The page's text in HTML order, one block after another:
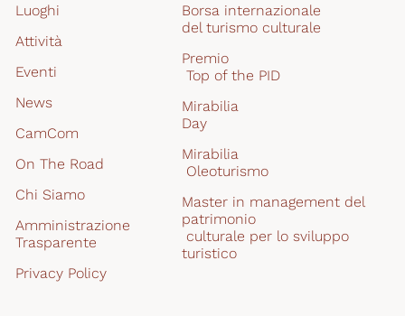
Luoghi
Attività
Eventi
News
CamCom
On The Road
Chi Siamo
Amministrazione
Trasparente
Privacy Policy
Borsa internazionale
del turismo culturale
Premio
Top of the PID
Mirabilia
Day
Mirabilia
Oleoturismo
Master in management del
patrimonio
turistico